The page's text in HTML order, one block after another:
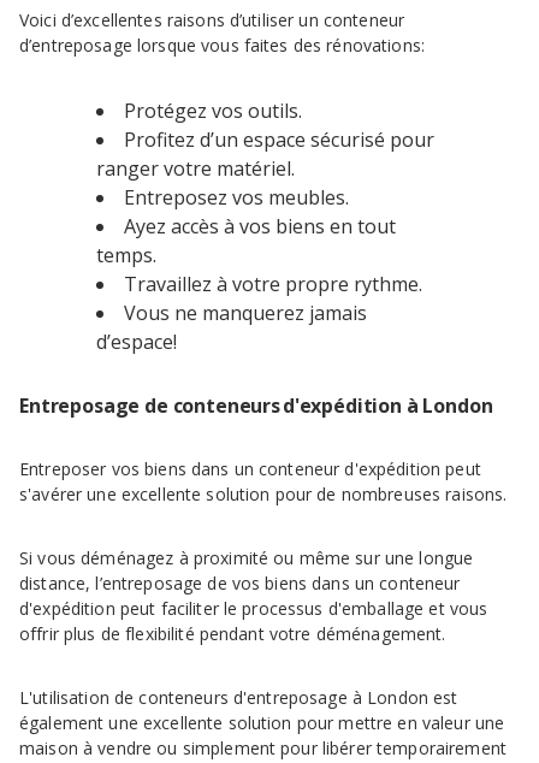
Voici d’excellentes raisons d’utiliser un conteneur
d’entreposage lorsque vous faites des rénovations:
Protégez vos outils.
Profitez d’un espace sécurisé pour
ranger votre matériel.
Entreposez vos meubles.
Ayez accès à vos biens en tout
temps.
Travaillez à votre propre rythme.
Vous ne manquerez jamais
d’espace!
Entreposage de conteneurs d'expédition à London
Entreposer vos biens dans un conteneur d'expédition peut
s'avérer une excellente solution pour de nombreuses raisons.
Si vous déménagez à proximité ou même sur une longue
distance, l’entreposage de vos biens dans un conteneur
d'expédition peut faciliter le processus d'emballage et vous
offrir plus de flexibilité pendant votre déménagement.
L'utilisation de conteneurs d'entreposage à London est
également une excellente solution pour mettre en valeur une
maison à vendre ou simplement pour libérer temporairement